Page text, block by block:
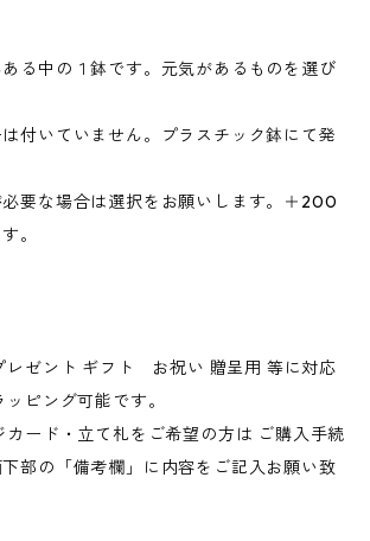
る中の１鉢です。元気があるものを選び
付いていません。プラスチック鉢にて発
要な場合は選択をお願いします。＋200
。
レゼント ギフト お祝い 贈呈用 等に対応
ピング可能です。
カード・立て札をご希望の方は ご購入手続
部の「備考欄」に内容をご記入お願い致